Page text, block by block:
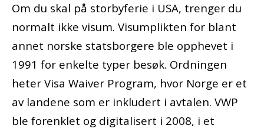
Om du skal på storbyferie i USA, trenger du
normalt ikke visum. Visumplikten for blant
annet norske statsborgere ble opphevet i
1991 for enkelte typer besøk. Ordningen
heter Visa Waiver Program, hvor Norge er et
av landene som er inkludert i avtalen. VWP
ble forenklet og digitalisert i 2008, i et